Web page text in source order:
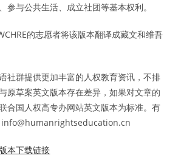
参与公共生活、成立社团等基本权利。
的志愿者将该版本翻译成藏文和维吾
社群提供更加丰富的人权教育资讯，不排
原草案英文版本存在差异，如果对文章的
合国人权高专办网站英文版本为标准。有
info@humanrightseducation.cn
本下载链接